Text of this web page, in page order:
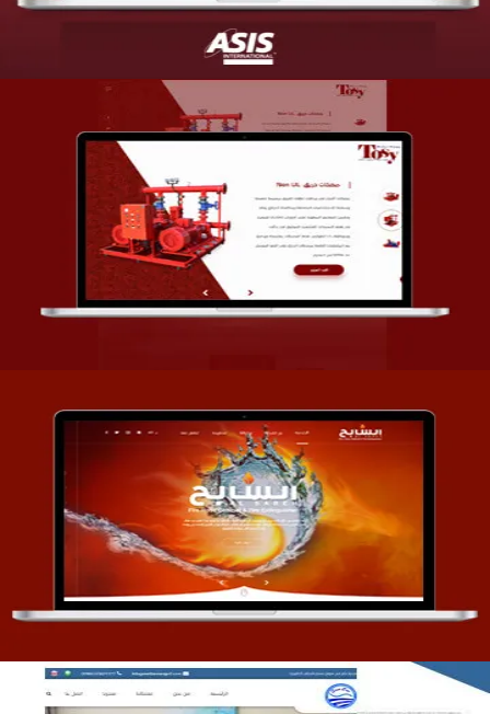
تصميم شركة قمة الأنظمة TOSY
التفاصيل
تصميم موقع السابح للصناعات المعدنية
التفاصيل